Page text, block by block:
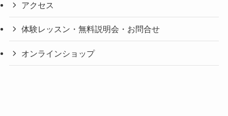
アクセス
体験レッスン・無料説明会・お問合せ
オンラインショップ